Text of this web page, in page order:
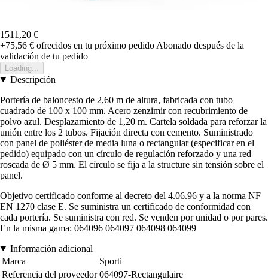
1511,20 €
+75,56 € ofrecidos en tu próximo pedido Abonado después de la
validación de tu pedido
Loading...
Descripción
Portería de baloncesto de 2,60 m de altura, fabricada con tubo
cuadrado de 100 x 100 mm. Acero zenzimir con recubrimiento de
polvo azul. Desplazamiento de 1,20 m. Cartela soldada para reforzar la
unión entre los 2 tubos. Fijación directa con cemento. Suministrado
con panel de poliéster de media luna o rectangular (especificar en el
pedido) equipado con un círculo de regulación reforzado y una red
roscada de Ø 5 mm. El círculo se fija a la structure sin tensión sobre el
panel.
Objetivo certificado conforme al decreto del 4.06.96 y a la norma NF
EN 1270 clase E. Se suministra un certificado de conformidad con
cada portería. Se suministra con red. Se venden por unidad o por pares.
En la misma gama: 064096 064097 064098 064099
Información adicional
Marca
Sporti
Referencia del proveedor 064097-Rectangulaire